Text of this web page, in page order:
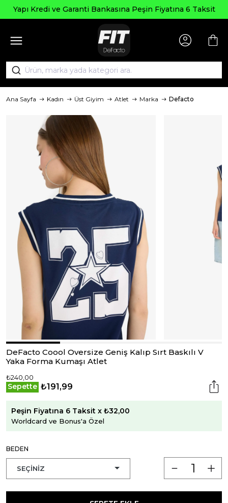
Yapı Kredi ve Garanti Bankasına Peşin Fiyatına 6 Taksit
Ana Sayfa Kadın Üst Giyim Atlet Marka Defacto
DeFacto Coool Oversize Geniş Kalıp Sırt Baskılı V
Yaka Forma Kumaşı Atlet
₺240,00
Sepette ₺191,99
Peşin Fiyatına 6 Taksit x ₺32,00
Worldcard ve Bonus'a Özel
BEDEN